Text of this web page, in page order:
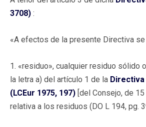
3708) :
«A efectos de la presente Directiva se
1. «residuo», cualquier residuo sólido
la letra a) del artículo 1 de la Directiva
(LCEur 1975, 197) [del Consejo, de
relativa a los residuos (DO L 194, pg.